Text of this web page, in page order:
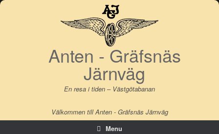
Skip
Anten - Gräfsnäs
Järnväg
En resa i tiden – Västgötabanan
Välkommen till Anten - Gräfsnäs Järnväg
Menu